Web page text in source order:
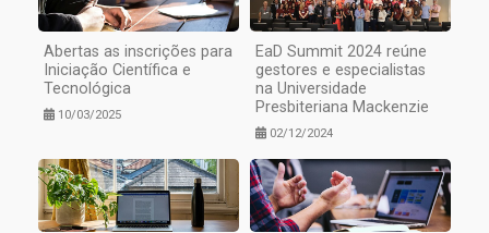
Abertas as inscrições para
Iniciação Científica e
Tecnológica
10/03/2025
EaD Summit 2024 reúne
gestores e especialistas
na Universidade
Presbiteriana Mackenzie
02/12/2024